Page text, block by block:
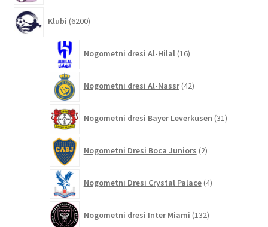
Klubi 6200izdelkov
Nogometni dresi Al-Hilal 16izdelkov
Nogometni dresi Al-Nassr 42izdelkov
Nogometni dresi Bayer Leverkusen 31izdelkov
Nogometni Dresi Boca Juniors 2izdelka
Nogometni Dresi Crystal Palace 4izdelki
Nogometni dresi Inter Miami 132izdelkov